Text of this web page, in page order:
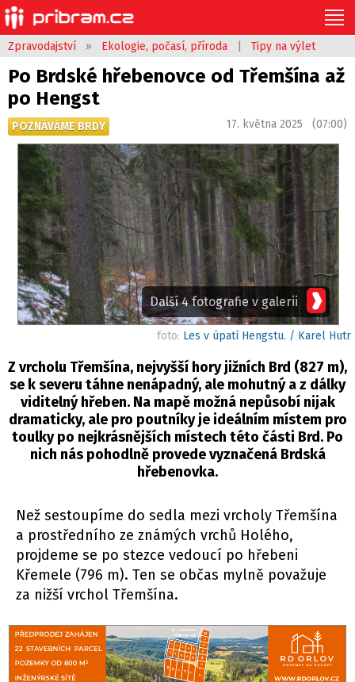
Zpravodajství » Ekologie, počasí, příroda Tipy na výlet
Po Brdské hřebenovce od Třemšína až
po Hengst
POZNÁVÁME BRDY 17. května 2025 (07:00)
Další 4 fotografie v galerii
foto: Les v úpatí Hengstu. / Karel Hutr
Z vrcholu Třemšína, nejvyšší hory jižních Brd (827 m),
se k severu táhne nenápadný, ale mohutný a z dálky
viditelný hřeben. Na mapě možná nepůsobí nijak
dramaticky, ale pro poutníky je ideálním místem pro
toulky po nejkrásnějších místech této části Brd. Po
nich nás pohodlně provede vyznačená Brdská
hřebenovka.
Než sestoupíme do sedla mezi vrcholy Třemšína
a prostředního ze známých vrchů Holého,
projdeme se po stezce vedoucí po hřebeni
Křemele (796 m). Ten se občas mylně považuje
za nižší vrchol Třemšína.